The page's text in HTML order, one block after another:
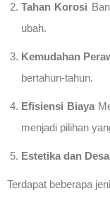
Tahan Korosi
ubah.
Kemudahan
bertahun-tahun.
Efisiensi Biaya
menjadi pilihan
Estetika dan
Terdapat beberapa